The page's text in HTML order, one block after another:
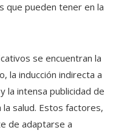
que pueden tener en la
se encuentran la
la inducción indirecta a
la intensa publicidad de
salud. Estos factores,
de adaptarse a